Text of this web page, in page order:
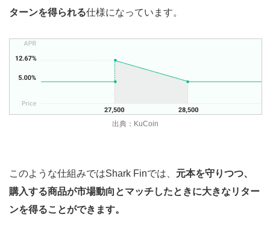
ターンを得られる仕様になっています。
出典：KuCoin
このような仕組みではShark Finでは、 元本を守りつつ、
購入する商品が市場動向とマッチしたときに大きなリター
ンを得ることができます。